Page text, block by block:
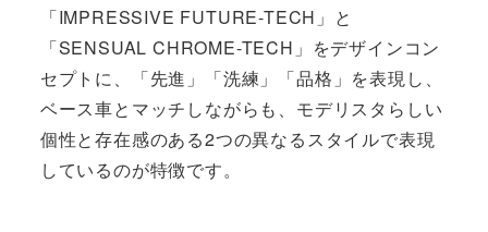
「IMPRESSIVE FUTURE-TECH」と
「SENSUAL CHROME-TECH」をデザインコン
セプトに、「先進」「洗練」「品格」を表現し、
ベース車とマッチしながらも、モデリスタらしい
個性と存在感のある2つの異なるスタイルで表現
しているのが特徴です。